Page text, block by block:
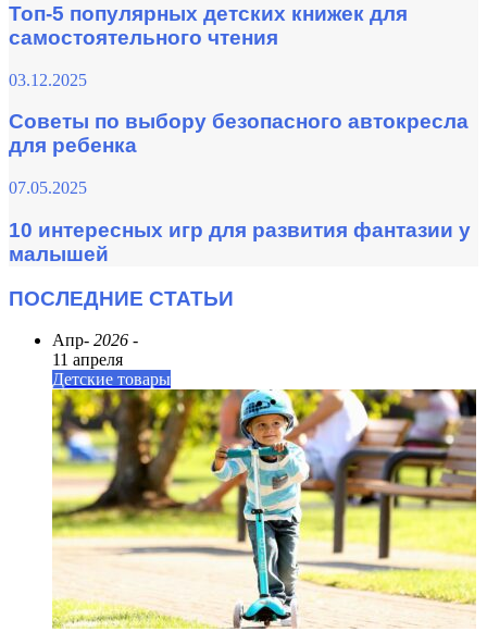
Топ-5 популярных детских книжек для
самостоятельного чтения
03.12.2025
Советы по выбору безопасного автокресла
для ребенка
07.05.2025
10 интересных игр для развития фантазии у
малышей
ПОСЛЕДНИЕ СТАТЬИ
Апр- 2026 -
11 апреля
Детские товары